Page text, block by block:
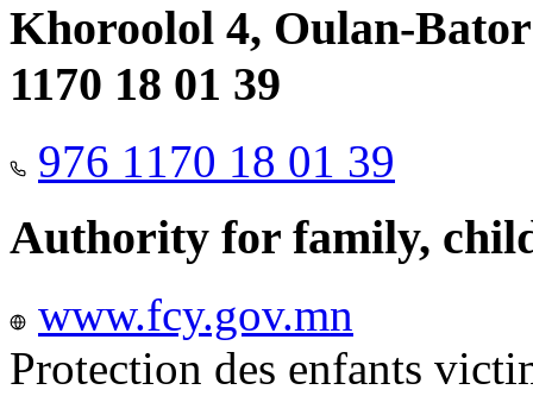
Khoroolol 4, Oulan-
1170 18 01 39
976 1170 18 01 39
Authority for family,
www.fcy.gov.mn
Protection des enfants